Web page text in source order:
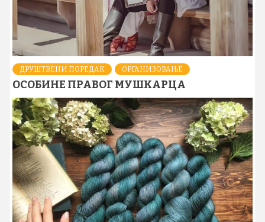
ДРУШТВЕНИ ПОРЕДАК ОРГАНИЗОВАЊЕ
ОСОБИНЕ ПРАВОГ МУШКАРЦА